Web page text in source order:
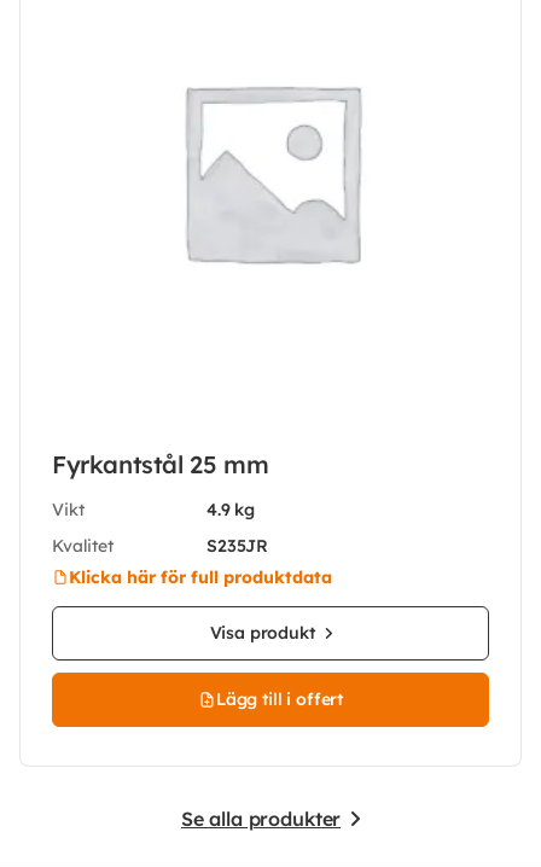
Fyrkantstål 25 mm
Vikt
4.9 kg
Kvalitet
S235JR
Klicka här för full produktdata
Visa produkt
Lägg till i offert
Se alla produkter